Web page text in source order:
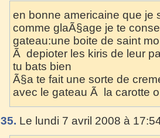
en bonne americaine que je
comme glaÃ§age je te
gateau:une boite de saint
Ã depioter les kiris de leur
tu bats bien
Ã§a te fait une sorte de
avec le gateau Ã la carotte
35. Le lundi 7 avril 2008 à